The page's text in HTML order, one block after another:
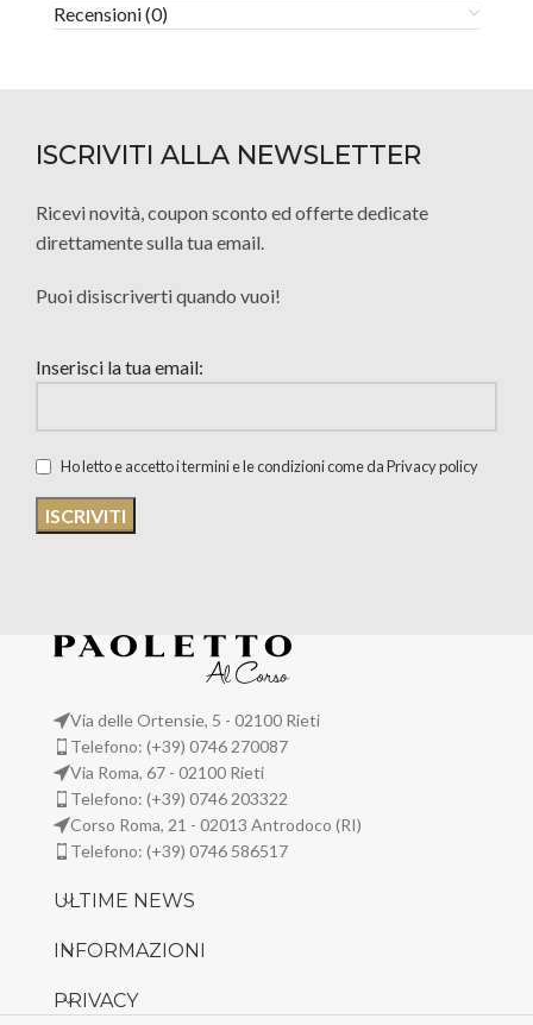
Recensioni (0)
ISCRIVITI ALLA NEWSLETTER
Ricevi novità, coupon sconto ed offerte dedicate
direttamente sulla tua email.
Puoi disiscriverti quando vuoi!
Inserisci la tua email:
Ho letto e accetto i termini e le condizioni come da Privacy policy
Via delle Ortensie, 5 - 02100 Rieti
Telefono: (+39) 0746 270087
Via Roma, 67 - 02100 Rieti
Telefono: (+39) 0746 203322
Corso Roma, 21 - 02013 Antrodoco (RI)
Telefono: (+39) 0746 586517
ULTIME NEWS
INFORMAZIONI
PRIVACY